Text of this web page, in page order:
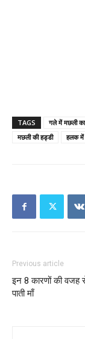
TAGS गले में मछली का
मछली की हड्डी
हलक में
Previous article
इन 8 कारणों की वजह
पाती माँ